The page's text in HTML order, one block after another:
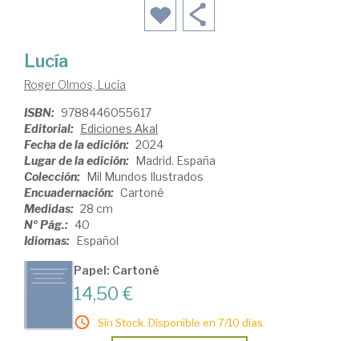
Lucía
Roger Olmos, Lucía
ISBN: 9788446055617
Editorial: Ediciones Akal
Fecha de la edición: 2024
Lugar de la edición: Madrid. España
Colección: Mil Mundos Ilustrados
Encuadernación: Cartoné
Medidas: 28 cm
Nº Pág.: 40
Idiomas: Español
Papel: Cartoné
14,50 €
Sin Stock. Disponible en 7/10 días.